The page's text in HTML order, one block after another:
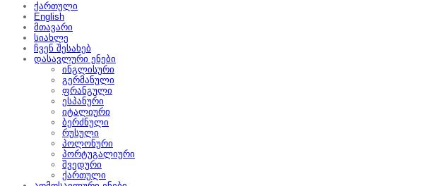
ქართული
English
მთავარი
სიახლე
ჩვენ შესახებ
დასავლური ენები
ინგლისური
გერმანული
ფრანგული
ესპანური
იტალიური
ბერძნული
რუსული
პოლონური
პორტუგალიური
შვედური
ქართული